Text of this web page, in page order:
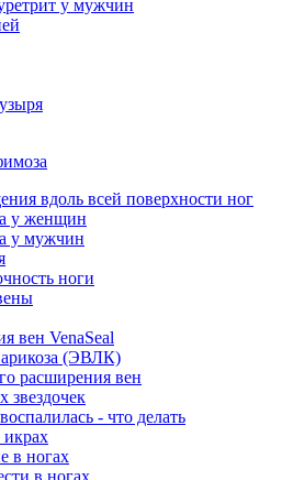
у мужчин
вдоль всей поверхности ног
у женщин
у мужчин
ноги
вен VenaSeal
(ЭВЛК)
расширения вен
звездочек
- что делать
в ногах
в ногах